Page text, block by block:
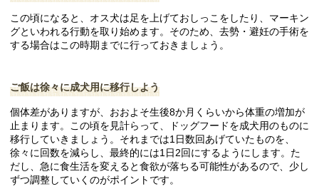
この頃になると、オス犬は足を上げておしっこをしたり、マーキン
グといわれる行動を取り始めます。そのため、去勢・避妊の手術を
する場合はこの時期までに行っておきましょう。
ご飯は徐々に成犬用に移行しよう
個体差がありますが、おおよそ生後8か月くらいから体重の増加が
止まります。この頃を見計らって、ドッグフードを成犬用のものに
移行していきましょう。それまでは1日数回あげていたものを、
徐々に回数を減らし、最終的には1日2回にするようにします。た
だし、急に食生活を変えると食欲が落ちる可能性があるので、少し
ずつ調整していくのがポイントです。